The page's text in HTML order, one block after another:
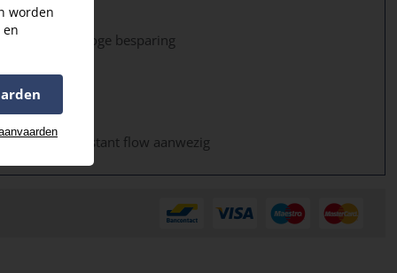
worden
en
en hoge besparing
opties
Constant flow aanwezig